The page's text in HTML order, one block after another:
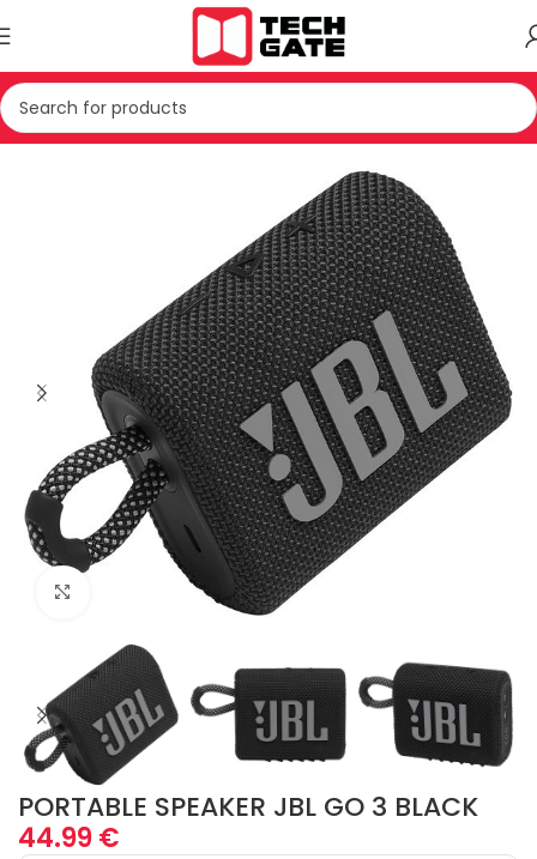
Kreu TV & AUDIO HOME AUDIO SPEAKER
Click to enlarge
PORTABLE SPEAKER JBL GO 3 BLACK
44.99€